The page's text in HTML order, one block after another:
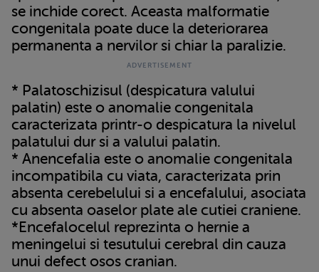
se inchide corect. Aceasta malformatie
congenitala poate duce la deteriorarea
permanenta a nervilor si chiar la paralizie.
* Palatoschizisul (despicatura valului
palatin) este o anomalie congenitala
caracterizata printr-o despicatura la nivelul
palatului dur si a valului palatin.
* Anencefalia este o anomalie congenitala
incompatibila cu viata, caracterizata prin
absenta cerebelului si a encefalului, asociata
cu absenta oaselor plate ale cutiei craniene.
*Encefalocelul reprezinta o hernie a
meningelui si tesutului cerebral din cauza
unui defect osos cranian.